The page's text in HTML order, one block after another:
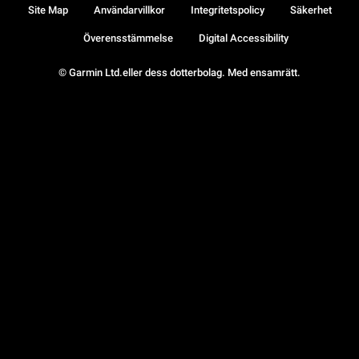
© Garmin Ltd.eller dess dotterbolag. Med ensamrätt.
Site Map Användarvillkor Integritetspolicy Säkerhet
Överensstämmelse Digital Accessibility